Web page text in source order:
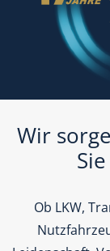
Wir
Ob LKW,